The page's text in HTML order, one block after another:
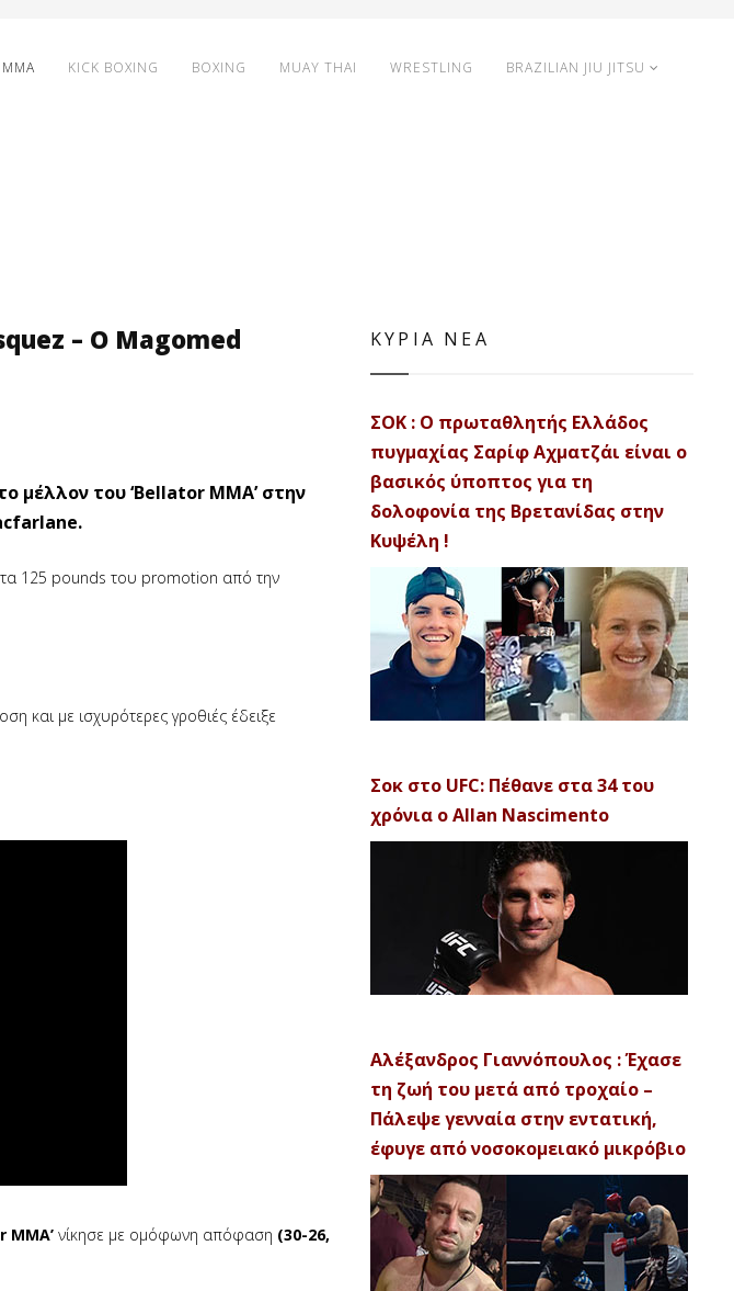
MMA KICK BOXING BOXING MUAY THAI WRESTLING BRAZILIAN JIU JITSU
– Ο Magomed
μέλλον του ‘Bellator MMA’ στην
125 pounds του promotion από την
και με ισχυρότερες γροθιές έδειξε
MMA’ νίκησε με ομόφωνη απόφαση (30-26,
ΚΥΡΙΑ ΝΕΑ
ΣΟΚ : Ο πρωταθλητής Ελλάδος
πυγμαχίας Σαρίφ Αχματζάι είναι ο
βασικός ύποπτος για τη
δολοφονία της Βρετανίδας στην
Κυψέλη !
Σοκ στο UFC: Πέθανε στα 34 του
χρόνια ο Allan Nascimento
Αλέξανδρος Γιαννόπουλος : Έχασε
τη ζωή του μετά από τροχαίο –
Πάλεψε γενναία στην εντατική,
έφυγε από νοσοκομειακό μικρόβιο